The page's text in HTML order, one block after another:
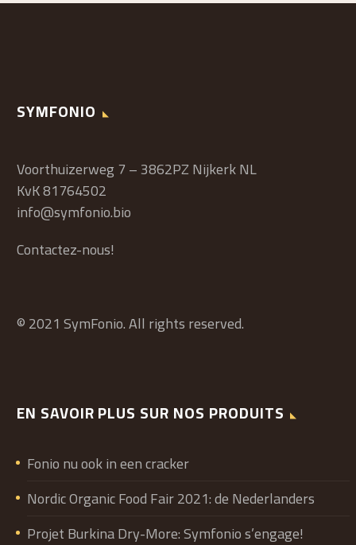
SYMFONIO
Voorthuizerweg 7 – 3862PZ Nijkerk NL
KvK 81764502
info@symfonio.bio
Contactez-nous!
© 2021 SymFonio. All rights reserved.
EN SAVOIR PLUS SUR NOS PRODUITS
Fonio nu ook in een cracker
Nordic Organic Food Fair 2021: de Nederlanders
Projet Burkina Dry-More: Symfonio s’engage!